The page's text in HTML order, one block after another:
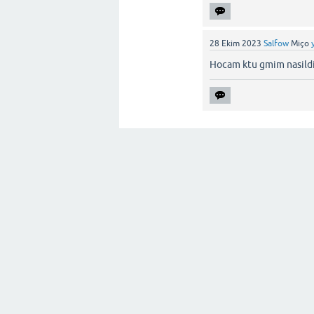
28 Ekim 2023 Salfow Miço
Hocam ktu gmim